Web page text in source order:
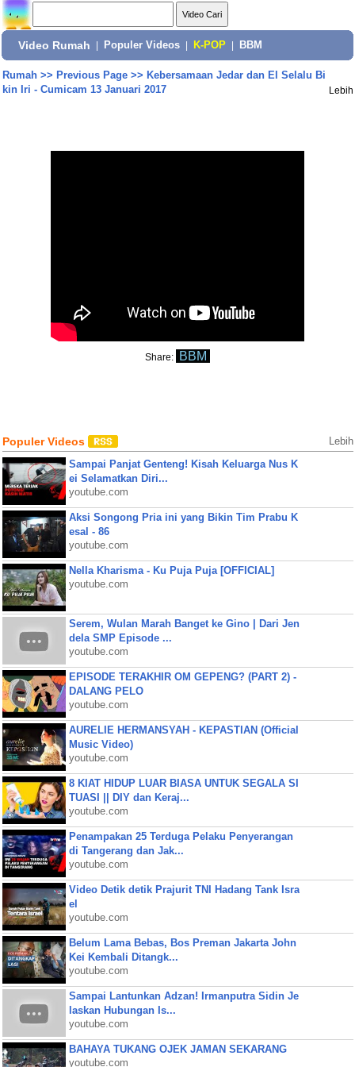
Video Rumah Populer Videos K-POP BBM
Rumah>> Previous Page>> Kebersamaan Jedar dan El Selalu Bi
kin Iri - Cumicam 13 Januari 2017
Lebih
Share: BBM
Populer Videos Lebih
Sampai Panjat Genteng! Kisah Keluarga Nus K
ei Selamatkan Diri...
youtube.com
Aksi Songong Pria ini yang Bikin Tim Prabu K
esal - 86
youtube.com
Nella Kharisma - Ku Puja Puja [OFFICIAL]
youtube.com
Serem, Wulan Marah Banget ke Gino | Dari Jen
dela SMP Episode ...
youtube.com
EPISODE TERAKHIR OM GEPENG? (PART 2) -
DALANG PELO
youtube.com
AURELIE HERMANSYAH - KEPASTIAN (Official
Music Video)
youtube.com
8 KIAT HIDUP LUAR BIASA UNTUK SEGALA SI
TUASI || DIY dan Keraj...
youtube.com
Penampakan 25 Terduga Pelaku Penyerangan
di Tangerang dan Jak...
youtube.com
Video Detik detik Prajurit TNI Hadang Tank Isra
el
youtube.com
Belum Lama Bebas, Bos Preman Jakarta John
Kei Kembali Ditangk...
youtube.com
Sampai Lantunkan Adzan! Irmanputra Sidin Je
laskan Hubungan Is...
youtube.com
BAHAYA TUKANG OJEK JAMAN SEKARANG
youtube.com